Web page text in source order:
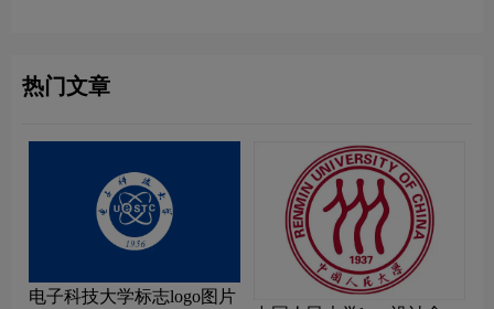
热门文章
电子科技大学标志logo图片